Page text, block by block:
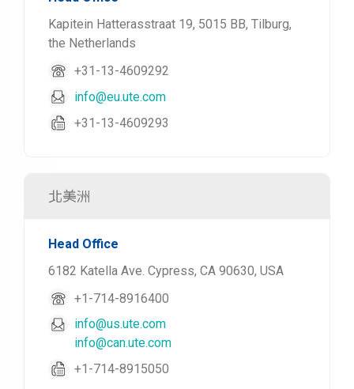
Kapitein Hatterasstraat 19, 5015 BB, Tilburg,
the Netherlands
+31-13-4609292
info@eu.ute.com
+31-13-4609293
北美洲
Head Office
6182 Katella Ave. Cypress, CA 90630, USA
+1-714-8916400
info@us.ute.com
info@can.ute.com
+1-714-8915050